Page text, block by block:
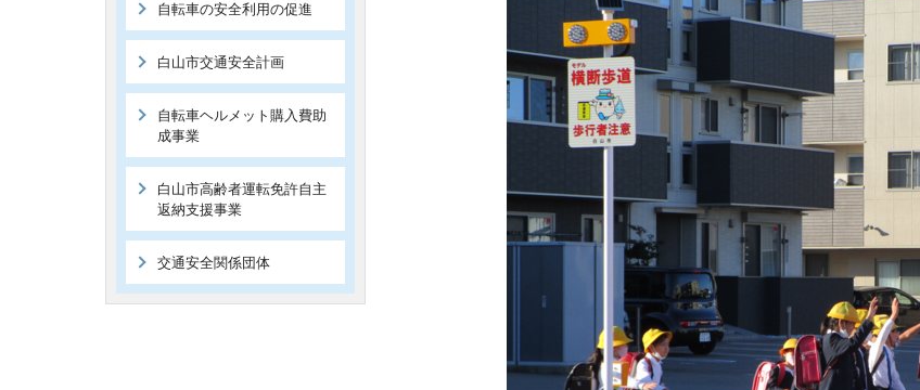
自転車の安全利用の促進
白山市交通安全計画
自転車ヘルメット購入費助
成事業
白山市高齢者運転免許自主
返納支援事業
交通安全関係団体